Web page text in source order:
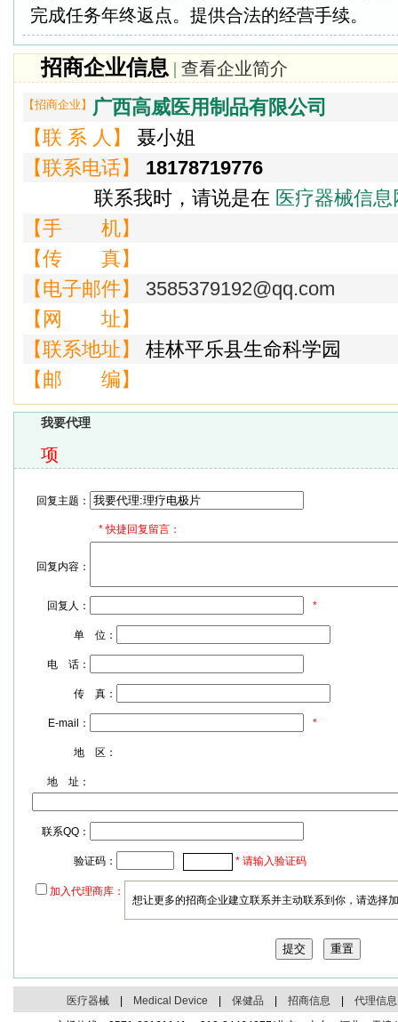
完成任务年终返点。提供合法的经营手续。
招商企业信息 | 查看企业简介
【招商企业】 广西高威医用制品有限公司
【联 系 人】
聂小姐
【联系电话】
18178719776
联系我时，请说是在 医疗器械信
【手 机】
【传 真】
【电子邮件】
3585379192@qq.com
【网 址】
【联系地址】
桂林平乐县生命科学园
【邮 编】
我要代理
项
回复主题：
*快捷回复留言：
回复内容：
回复人： *
单 位：
电 话：
传 真：
E-mail： *
地 区：
地 址：
联系QQ：
验证码： * 请输入验证码
加入代理商库：
想让更多的招商企业建立联系并主动联系到你，请选择
医疗器械| Medical Device 保健品 招商信息 代理信息